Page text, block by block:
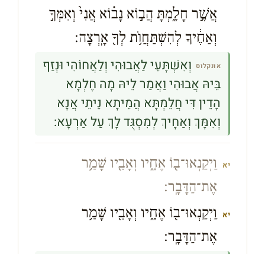
אֲשֶׁ֣ר חָלָ֑מְתָּ הֲב֣וֹא נָב֗וֹא אֲנִי֙ וְאִמְּךָ֣
וְאַחֶ֔יךָ לְהִשְׁתַּחֲוֺ֥ת לְךָ֖ אָֽרְצָה׃
אונקלוס וְאִשְׁתָּעֵי לַאֲבוּהִי וְלַאֲחוֹהִי וּנְזַף
בֵּיהּ אֲבוּהִי וַאֲמַר לֵיהּ מָה חֶלְמָא
הָדֵין דִּי חֲלֵמְתָּא הֲמֵיתָא נֵיתֵי אֲנָא
וְאִמָּךְ וְאַחָיךְ לְמִסְגֻּד לָךְ עַל אַרְעָא:
יא
וַיְקַנְאוּ־ב֖וֹ אֶחָ֑יו וְאָבִ֖יו שָׁמַ֥ר
אֶת־הַדָּבָֽר׃
יא וַיְקַנְאוּ־ב֖וֹ אֶחָ֑יו וְאָבִ֖יו שָׁמַ֥ר
אֶת־הַדָּבָֽר׃